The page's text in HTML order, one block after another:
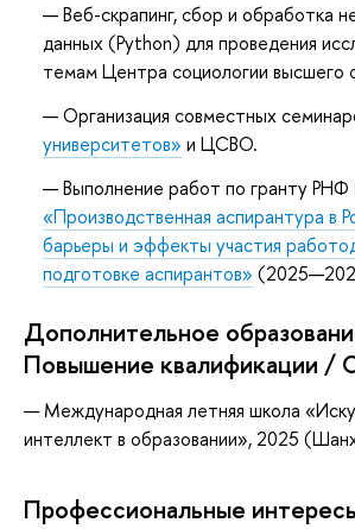
Веб-скрапинг, сбор и обработка
данных (Python) для проведения
темам Центра социологии высшего
Организация совместных
университетов» и ЦСВО.
Выполнение работ по гранту
«Производственная аспирантура в
барьеры и эффекты участия
подготовке аспирантов»
Дополнительное
Повышение квалификации /
— Международная летняя школа
интеллект в образовании», 2025
Профессиональные